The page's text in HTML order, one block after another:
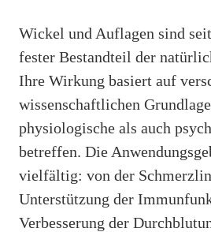
Wickel und Auflagen sind
fester Bestandteil der
Ihre Wirkung basiert auf
wissenschaftlichen
physiologische als auch
betreffen. Die
vielfältig: von der
Unterstützung der
Verbesserung der